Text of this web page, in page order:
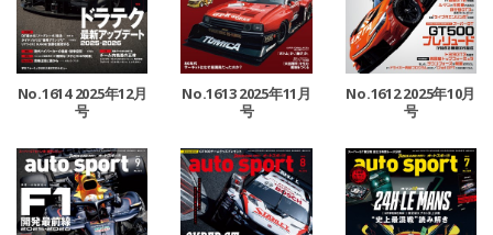
No.1614 2025年12月
号
No.1613 2025年11月
号
No.1612 2025年10月
号